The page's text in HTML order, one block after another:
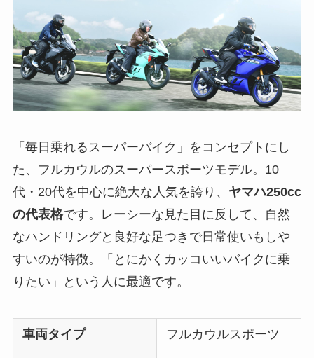
「毎日乗れるスーパーバイク」をコンセプトにし
た、フルカウルのスーパースポーツモデル。10
代・20代を中心に絶大な人気を誇り、 ヤマハ250cc
の代表格です。レーシーな見た目に反して、自然
なハンドリングと良好な足つきで日常使いもしや
すいのが特徴。「とにかくカッコいいバイクに乗
りたい」という人に最適です。
車両タイプ フルカウルスポーツ